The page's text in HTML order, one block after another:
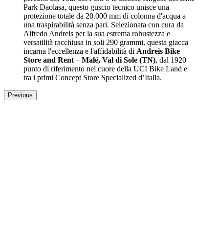
Park Daolasa, questo guscio tecnico unisce una
protezione totale da 20.000 mm di colonna d'acqua a
una traspirabilità senza pari. Selezionata con cura da
Alfredo Andreis per la sua estrema robustezza e
versatilità racchiusa in soli 290 grammi, questa giacca
incarna l'eccellenza e l'affidabilità di Andreis Bike
Store and Rent – Malé, Val di Sole (TN), dal 1920
punto di riferimento nel cuore della UCI Bike Land e
tra i primi Concept Store Specialized d’Italia.
Previous